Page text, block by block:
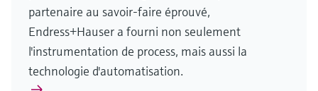
partenaire au savoir-faire éprouvé,
Endress+Hauser a fourni non seulement
l'instrumentation de process, mais aussi la
technologie d'automatisation.